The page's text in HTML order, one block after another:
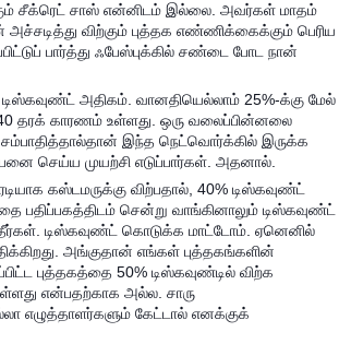
சீக்ரெட் சாஸ் என்னிடம் இல்லை. அவர்கள் மாதம்
விற்கும் புத்தக எண்ணிக்கைக்கும் பெரிய
பார்த்து ஃபேஸ்புக்கில் சண்டை போட நான்
அதிகம். வானதியெல்லாம் 25%-க்கு மேல்
40 தரக் காரணம் உள்ளது. ஒரு வலைப்பின்னலை
இந்த நெட்வொர்க்கில் இருக்க
செய்ய முயற்சி எடுப்பார்கள். அதனால்.
கஸ்டமருக்கு விற்பதால், 40% டிஸ்கவுண்ட்
பதிப்பகத்திடம் சென்று வாங்கினாலும் டிஸ்கவுண்ட்
டிஸ்கவுண்ட் கொடுக்க மாட்டோம். ஏனெனில்
அங்குதான் எங்கள் புத்தகங்களின்
புத்தகத்தை 50% டிஸ்கவுண்டில் விற்க
என்பதற்காக அல்ல. சாரு
எழுத்தாளர்களும் கேட்டால் எனக்குக்